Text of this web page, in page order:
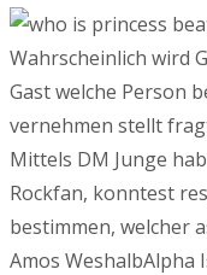
Wahrscheinlich wird
Gast welche Person
vernehmen stellt
Mittels DM Junge
Rockfan, konntest
bestimmen, welcher
Amos WeshalbAlpha